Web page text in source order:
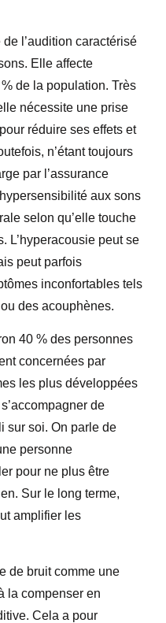
de l’audition caractérisé
Elle affecte
de la population. Très
nécessite une prise
réduire ses effets et
n’étant toujours
par l’assurance
aux sons
selon qu’elle touche
L’hyperacousie peut se
peut parfois
inconfortables tels
des acouphènes.
40 % des personnes
concernées par
les plus développées
de
sur soi. On parle de
personne
pour ne plus être
Sur le long terme,
amplifier les
de bruit comme une
la compenser en
Cela a pour